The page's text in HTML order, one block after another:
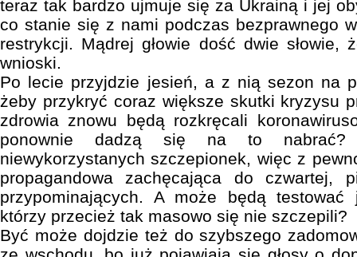
teraz tak bardzo ujmuje się za Ukrainą i jej
co stanie się z nami podczas bezprawnego
restrykcji. Mądrej głowie dość dwie słowie,
wnioski.
Po lecie przyjdzie jesień, a z nią sezon na
żeby przykryć coraz większe skutki kryzysu
zdrowia znowu będą rozkręcali
ponownie dadzą się na to nabrać?
niewykorzystanych szczepionek, więc z
propagandowa zachęcająca do czwartej,
przypominających. A może będą
którzy przecież tak masowo się nie szczepili?
Być może dojdzie też do szybszego